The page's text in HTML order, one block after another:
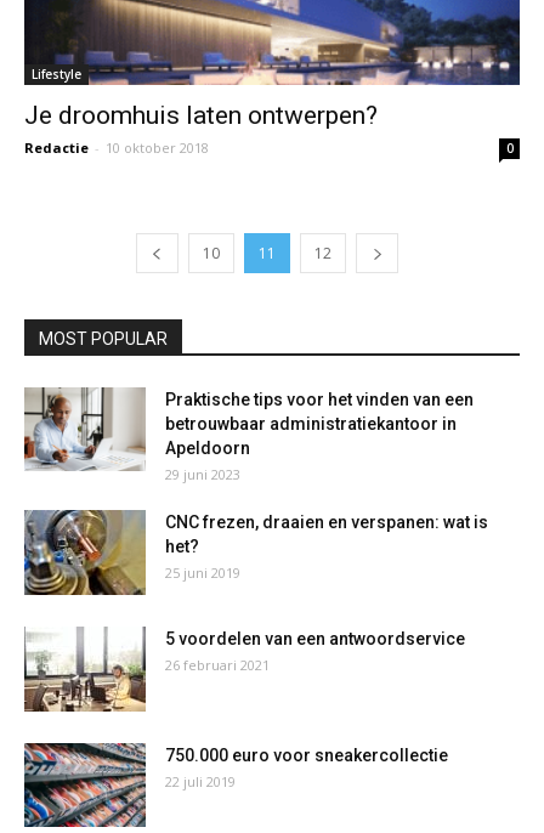
Lifestyle
Je droomhuis laten ontwerpen?
Redactie - 10 oktober 2018 0
10 11 12
MOST POPULAR
Praktische tips voor het vinden van een
betrouwbaar administratiekantoor in
Apeldoorn
29 juni 2023
CNC frezen, draaien en verspanen: wat is
het?
25 juni 2019
5 voordelen van een antwoordservice
26 februari 2021
750.000 euro voor sneakercollectie
22 juli 2019